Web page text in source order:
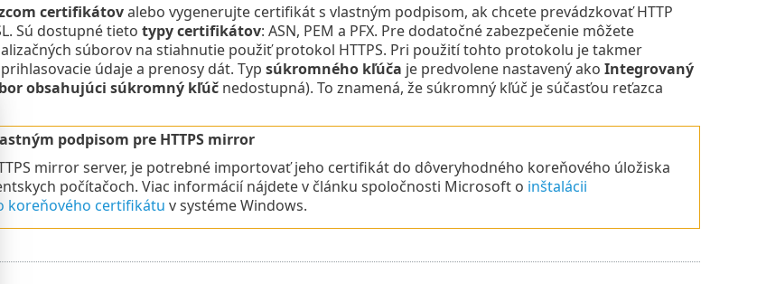
certifikátovalebo vygenerujte certifikát s vlastným podpisom, ak chcete prevádzkovať HTTP
Sú dostupné tieto typy certifikátov: ASN, PEM a PFX. Pre dodatočné zabezpečenie môžete
súborov na stiahnutie použiť protokol HTTPS. Pri použití tohto protokolu je takmer
údaje a prenosy dát. Typ súkromného kľúča je predvolene nastavený ako Integrovaný
obsahujúci súkromný kľúčnedostupná). To znamená, že súkromný kľúč je súčasťou reťazca
podpisom pre HTTPS mirror
mirror server, je potrebné importovať jeho certifikát do dôveryhodného koreňového úložiska
počítačoch. Viac informácií nájdete v článku spoločnosti Microsoft o inštalácii
koreňového certifikátu v systéme Windows.